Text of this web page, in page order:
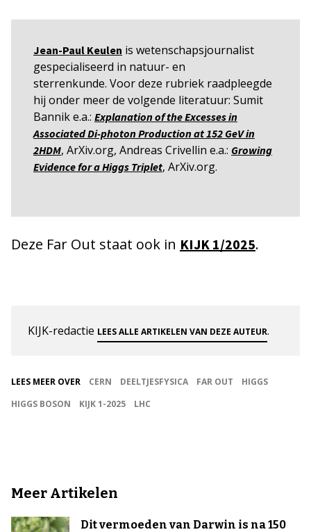
Jean-Paul Keulen is wetenschapsjournalist
gespecialiseerd in natuur- en
sterrenkunde. Voor deze rubriek raadpleegde
hij onder meer de volgende literatuur: Sumit
Bannik e.a.: Explanation of the Excesses in
Associated Di-photon Production at 152 GeV in
2HDM, ArXiv.org, Andreas Crivellin e.a.: Growing
Evidence for a Higgs Triplet, ArXiv.org.
Deze Far Out staat ook in KIJK 1/2025.
KIJK-redactie LEES ALLE ARTIKELEN VAN DEZE AUTEUR.
LEES MEER OVER CERN DEELTJESFYSICA FAR OUT
HIGGS
HIGGS BOSON
KIJK 1-2025 LHC
Meer Artikelen
Dit vermoeden van Darwin is na 150